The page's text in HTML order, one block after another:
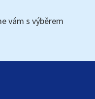
vám s výběrem